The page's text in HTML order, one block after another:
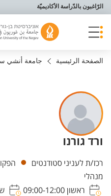
תפריט נגישות
الرّاغبون بالدّراسة الأكاديميّة
الصفحة الرئيسية جامعة أنشي
ורד גורנו
Departments
רכז/ת לעניני סטודנטים
מנהלי
ראשון 09:00-12:00
שני